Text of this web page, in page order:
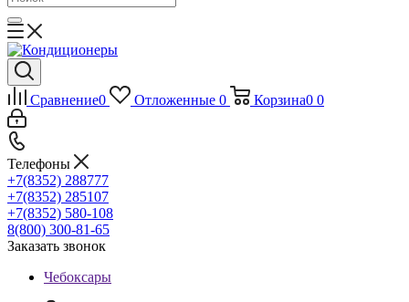
Сравнение0 Отложенные 0 Корзина0 0
Телефоны
+7(8352) 288777
+7(8352) 285107
+7(8352) 580-108
8(800) 300-81-65
Заказать звонок
Чебоксары